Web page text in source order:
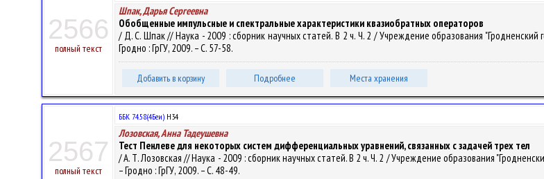
2566
полный текст
Шпак, Дарья Сергеевна
Обобщенные импульсные и спектральные характеристики квазиобратных операторов
/ Д. С. Шпак // Наука - 2009 : сборник научных статей. В 2 ч. Ч. 2 / Учреждение образования
Гродно : ГрГУ, 2009. – С. 57-58.
Добавить в корзину Подробнее Места хранения
2567
полный текст
ББК 74.58(4Беи) Н34
Лозовская, Анна Тадеушевна
Тест Пенлеве для некоторых систем дифференциальных уравнений, связанных с задачей трех тел
/ А. Т. Лозовская // Наука - 2009 : сборник научных статей. В 2 ч. Ч. 2 / Учреждение образования
– Гродно : ГрГУ, 2009. – С. 48-49.